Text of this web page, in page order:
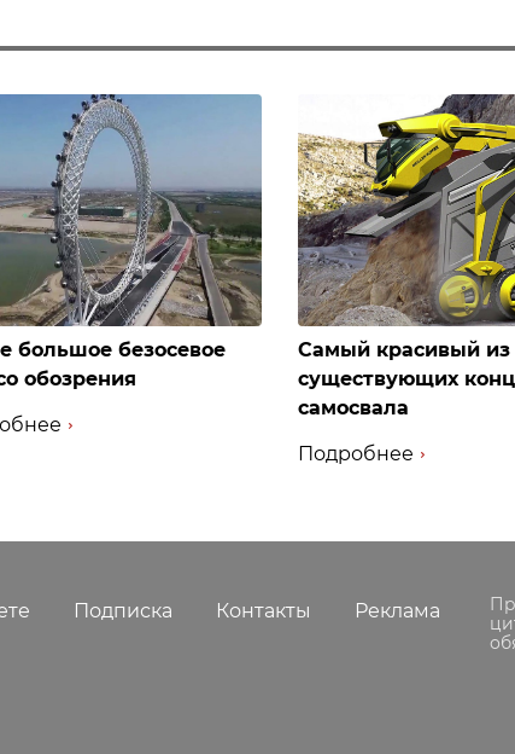
большое безосевое
обозрения
Самый красивый
существующих
самосвала
Подробнее
Подписка Контакты Реклама